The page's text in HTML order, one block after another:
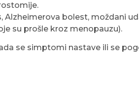
bolest, moždani
su prošle kroz menopauzu).
se simptomi nastave ili se